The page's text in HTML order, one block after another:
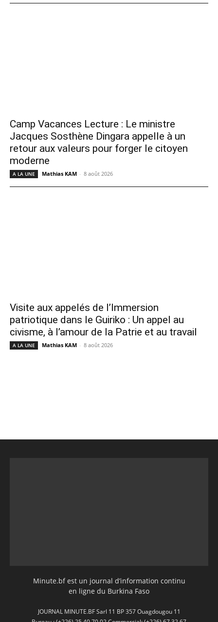
Camp Vacances Lecture : Le ministre
Jacques Sosthène Dingara appelle à un
retour aux valeurs pour forger le citoyen
moderne
A LA UNE Mathias KAM - 8 août 2026
Visite aux appelés de l’Immersion
patriotique dans le Guiriko : Un appel au
civisme, à l’amour de la Patrie et au travail
A LA UNE Mathias KAM - 8 août 2026
Minute.bf est un journal d’information continu
en ligne du Burkina Faso
JOURNAL MINUTE.BF Sarl 11 BP 357 Ouagdougou 11